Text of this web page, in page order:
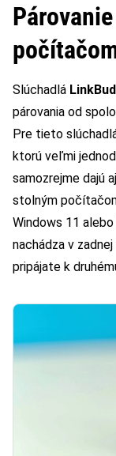
Slúchadlá
párovania od
Pre tieto
ktorú veľmi
samozrejme dajú
stolným
Windows 11
nachádza v
pripájate k